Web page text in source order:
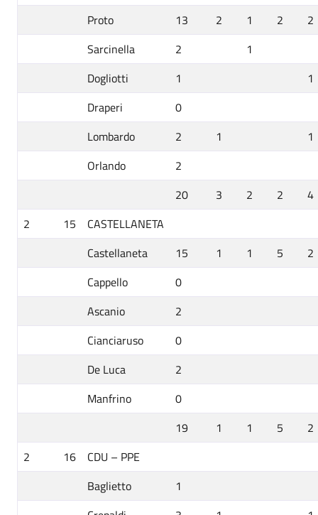
Proto
13 2 1 2
2
Sarcinella
2
1
Dogliotti
1
1
Draperi
0
Lombardo
2 1
1
Orlando
2
20
3 2 2
4
2
15
CASTELLANETA
Castellaneta
15 1 1 5
2
Cappello
0
Ascanio
2
Cianciaruso
0
De Luca
2
Manfrino
0
19
1 1 5
2
2
16
CDU – PPE
Baglietto
1